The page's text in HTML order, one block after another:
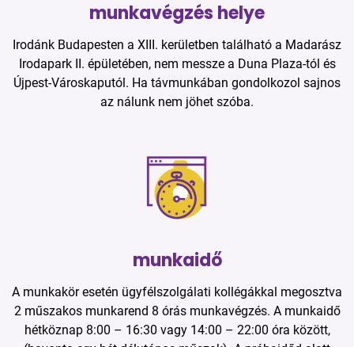
munkavégzés helye
Irodánk Budapesten a XIII. kerületben található a Madarász
Irodapark II. épületében, nem messze a Duna Plaza-tól és
Újpest-Városkaputól. Ha távmunkában gondolkozol sajnos
az nálunk nem jöhet szóba.
munkaidő
A munkakör esetén ügyfélszolgálati kollégákkal megosztva
2 műszakos munkarend 8 órás munkavégzés. A munkaidő
hétköznap 8:00 – 16:30 vagy 14:00 – 22:00 óra között,